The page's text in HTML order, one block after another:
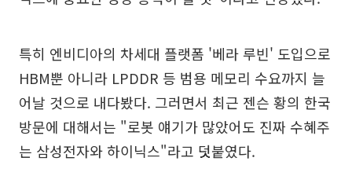
특히 엔비디아의 차세대 플랫폼 '베라 루빈' 도입으로
HBM뿐 아니라 LPDDR 등 범용 메모리 수요까지 늘
어날 것으로 내다봤다. 그러면서 최근 젠슨 황의 한국
방문에 대해서는 "로봇 얘기가 많았어도 진짜 수혜주
는 삼성전자와 하이닉스"라고 덧붙였다.